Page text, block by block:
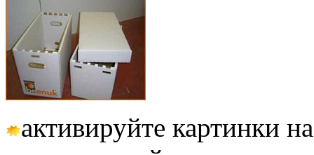
активируйте картинки